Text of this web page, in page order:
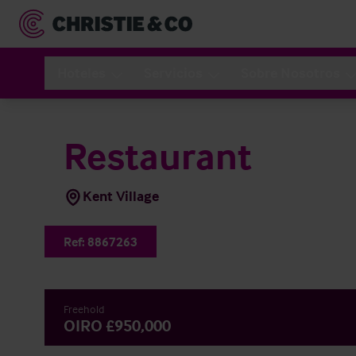
Restaurant
Kent Village
Ref: 8867263
Freehold
OIRO £950,000